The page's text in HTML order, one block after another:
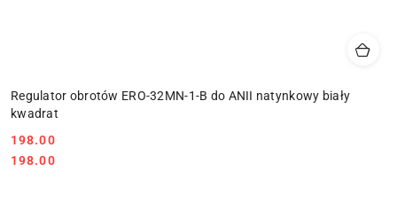
Regulator obrotów ERO-32MN-1-B do ANII natynkowy biały
kwadrat
Cena:
198.00
Cena:
198.00